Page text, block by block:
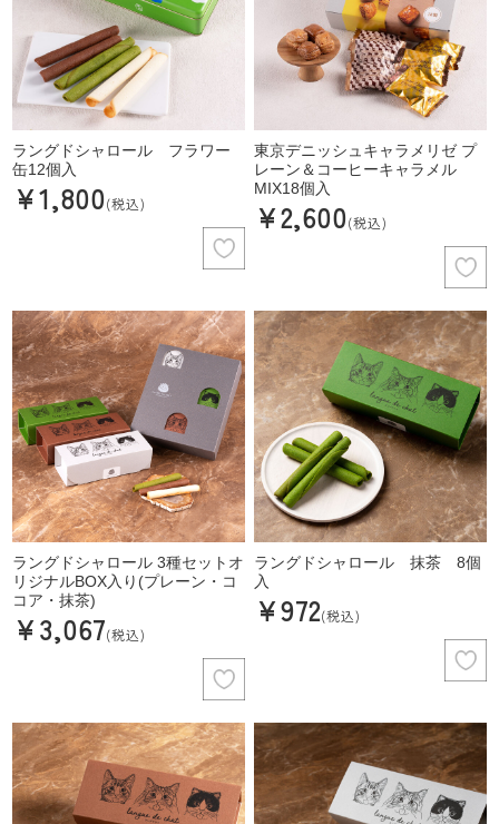
ラングドシャロール フラワー
缶12個入
¥1,800(税込)
東京デニッシュキャラメリゼ プ
レーン＆コーヒーキャラメル
MIX18個入
¥2,600(税込)
ラングドシャロール 3種セットオ
リジナルBOX入り(プレーン・コ
コア・抹茶)
¥3,067(税込)
ラングドシャロール 抹茶 8個
入
¥972(税込)